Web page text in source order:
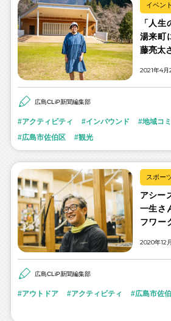
イベン
「人
湯来町
藤亮太
2021年4月
広島CLiP新聞編集部
アクティビティ インバウンド
地域コ
広島市佐伯区
観光
スポー
アシー
一生さ
フワー
2020年12
広島CLiP新聞編集部
アウトドア アクティビティ 広島市佐